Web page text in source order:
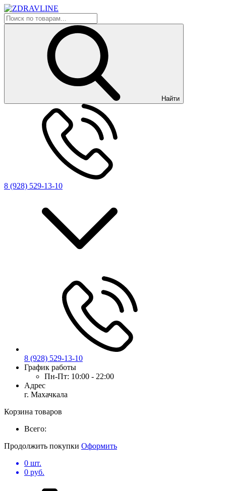
Найти
8 (928) 529-13-10
8 (928) 529-13-10
График работы
Пн-Пт: 10:00 - 22:00
Адрес
г. Махачкала
Корзина товаров
Всего:
Продолжить покупки Оформить
0 шт.
0 руб.